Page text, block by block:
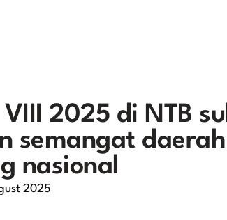
VIII 2025 di NTB
semangat
nasional
2025